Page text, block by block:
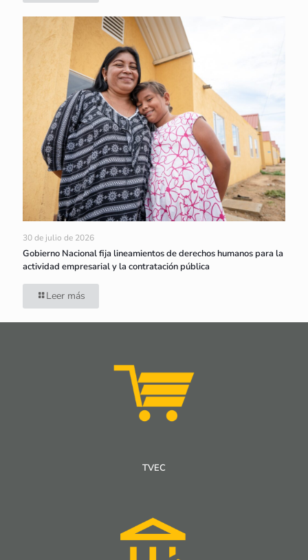
30 de julio de 2026
Gobierno Nacional fija lineamientos de derechos humanos para la
actividad empresarial y la contratación pública
Leer más
TVEC